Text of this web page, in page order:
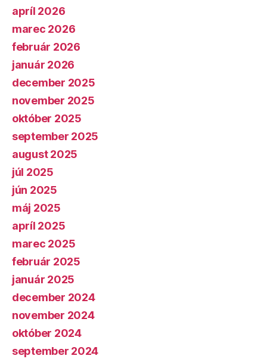
apríl 2026
marec 2026
február 2026
január 2026
december 2025
november 2025
október 2025
september 2025
august 2025
júl 2025
jún 2025
máj 2025
apríl 2025
marec 2025
február 2025
január 2025
december 2024
november 2024
október 2024
september 2024